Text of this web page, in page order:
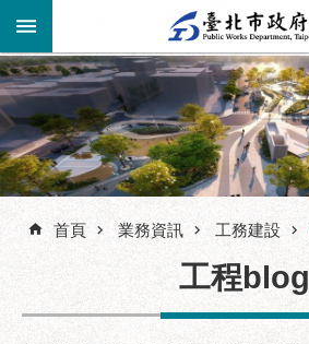
跳到主要內容區塊
進
階
搜
公
告
資
訊
服
首頁 業務資訊 工務建設
工程blog